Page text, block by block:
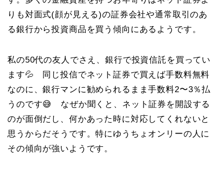
りも対面式(顔が見える)の証券会社や通常取引のあ
る銀行から投資商品を買う傾向にあるようです。
私の50代の友人でさえ、銀行で投資信託を買ってい
ます💦 同じ投信でネット証券で買えば手数料無料
なのに、銀行マンに勧められるまま手数料2〜3％払
うのです😅 なぜか聞くと、ネット証券を開設する
のが面倒だし、何かあった時に対応してくれないと
思うからだそうです。特にゆうちょオンリーの人に
その傾向が強いようです。